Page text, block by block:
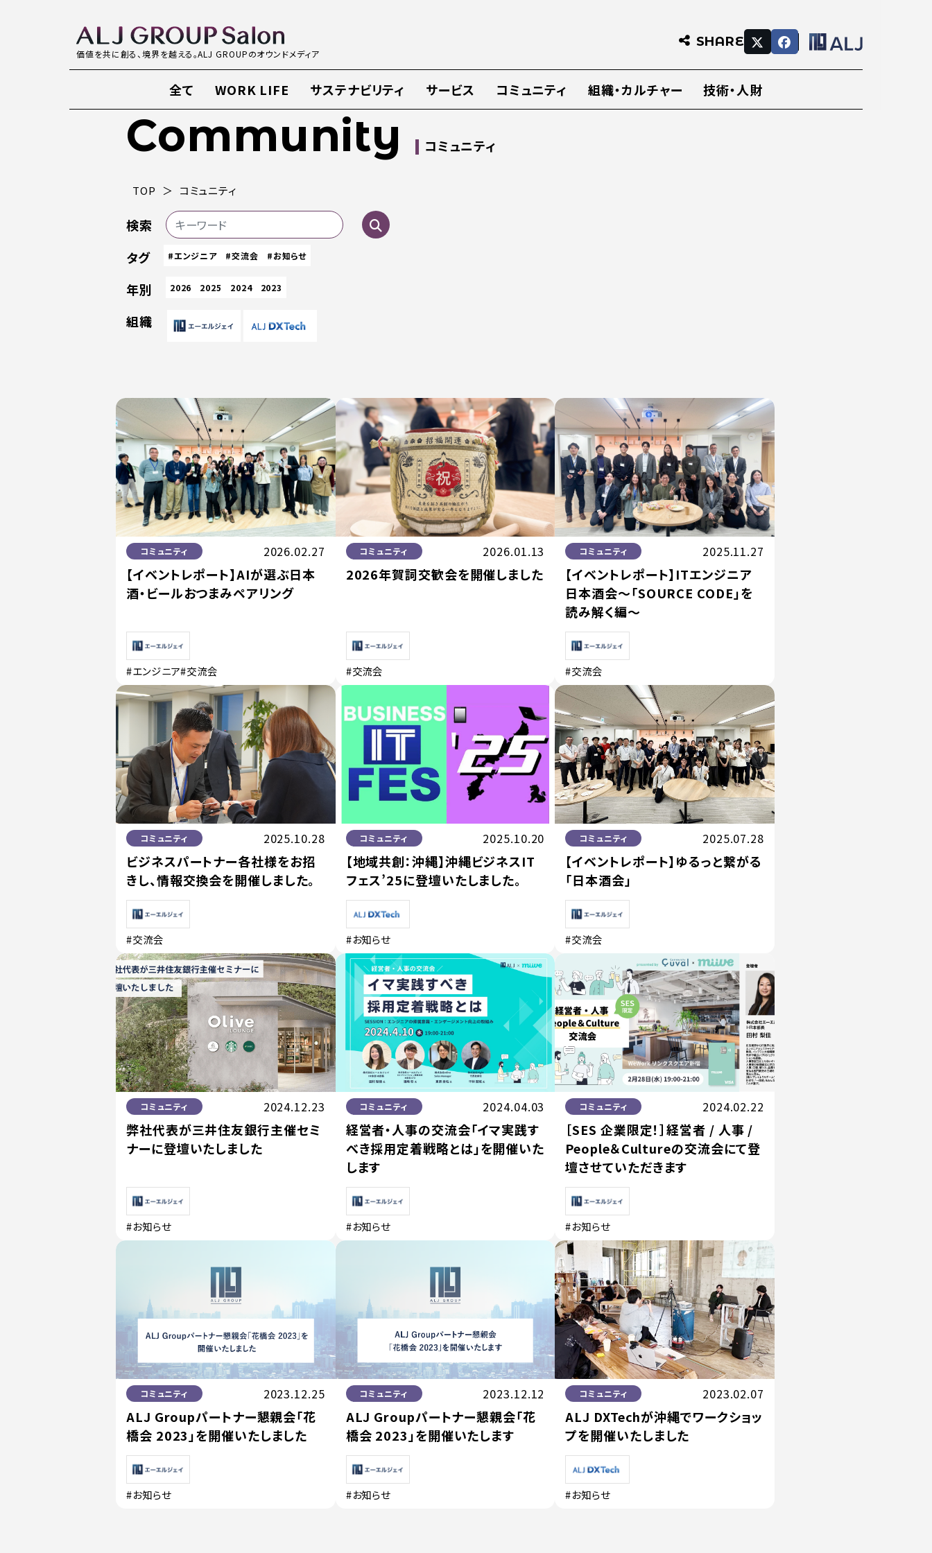
価値を共に創る、境界を越える。ALJ GROUPのオウンドメディア
SHARE
全て WORK LIFE サステナビリティ サービス コミュニティ 組織・カルチャー 技術・人財
Community コミュニティ
TOP コミュニティ
検索
タグ
#エンジニア #交流会 #お知らせ
年別 2026 2025 2024 2023
組織
コミュニティ 2026.02.27
【イベントレポート】AIが選ぶ日本
酒・ビールおつまみペアリング
#エンジニア#交流会
コミュニティ 2026.01.13
2026年賀詞交歓会を開催しました
#交流会
コミュニティ 2025.11.27
【イベントレポート】ITエンジニア
日本酒会〜「SOURCE CODE」を
読み解く編〜
#交流会
コミュニティ 2025.10.28
ビジネスパートナー各社様をお招
きし、情報交換会を開催しました。
#交流会
コミュニティ 2025.10.20
【地域共創：沖縄】沖縄ビジネスIT
フェス’25に登壇いたしました。
#お知らせ
コミュニティ 2025.07.28
【イベントレポート】ゆるっと繋がる
「日本酒会」
#交流会
コミュニティ 2024.12.23
弊社代表が三井住友銀行主催セミ
ナーに登壇いたしました
#お知らせ
コミュニティ 2024.04.03
経営者・人事の交流会「イマ実践す
べき採用定着戦略とは」を開催いた
します
#お知らせ
コミュニティ 2024.02.22
［SES 企業限定！］経営者 / 人事 /
People＆Cultureの交流会にて登
壇させていただきます
#お知らせ
コミュニティ 2023.12.25
ALJ Groupパートナー懇親会「花
橋会 2023」を開催いたしました
#お知らせ
コミュニティ 2023.12.12
ALJ Groupパートナー懇親会「花
橋会 2023」を開催いたします
#お知らせ
コミュニティ 2023.02.07
ALJ DXTechが沖縄でワークショッ
プを開催いたしました
#お知らせ